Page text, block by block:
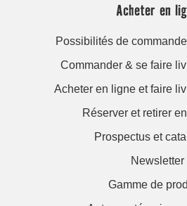
Acheter en
Possibilités de
Commander & se faire
Acheter en ligne et faire
Réserver et retirer
Prospectus et
Newsletter
Gamme de